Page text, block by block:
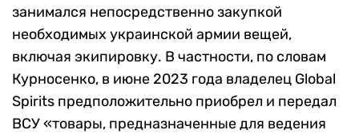
занимался непосредственно закупкой
необходимых украинской армии вещей,
включая экипировку. В частности, по словам
Курносенко, в июне 2023 года владелец Global
Spirits предположительно приобрел и передал
ВСУ «товары, предназначенные для ведения